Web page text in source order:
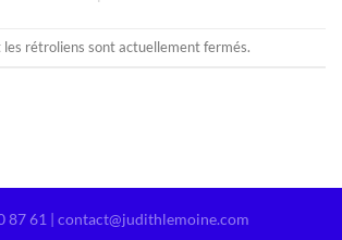
rétroliens sont actuellement fermés.
87 61 | contact@judithlemoine.com